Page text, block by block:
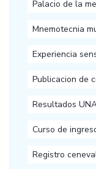
Palacio de la
Mnemotecnia
Experiencia
Publicacion de
Resultados
Curso de
Registro